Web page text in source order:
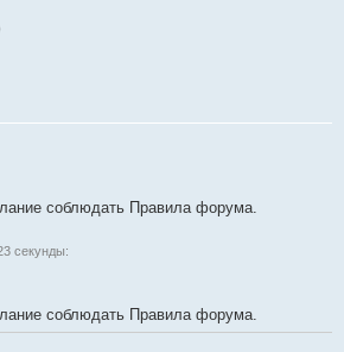
соблюдать Правила форума.
секунды:
соблюдать Правила форума.